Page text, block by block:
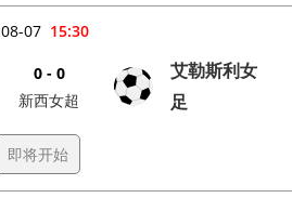
15:30
08-07
0 - 0
新西女超
艾勒斯利女
足
即将开始